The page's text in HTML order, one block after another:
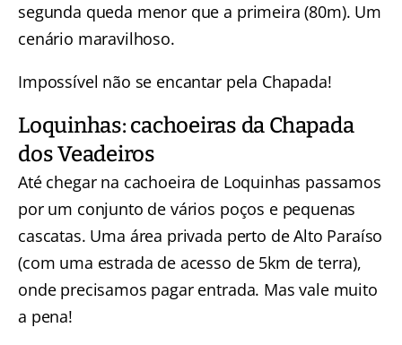
segunda queda menor que a primeira (80m). Um
cenário maravilhoso.
Impossível não se encantar pela Chapada!
Loquinhas: cachoeiras da Chapada
dos Veadeiros
Até chegar na cachoeira de Loquinhas passamos
por um conjunto de vários poços e pequenas
cascatas. Uma área privada perto de Alto Paraíso
(com uma estrada de acesso de 5km de terra),
onde precisamos pagar entrada. Mas vale muito
a pena!